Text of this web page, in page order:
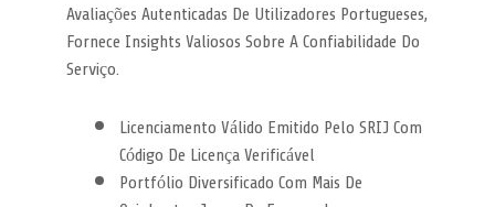
Avaliações Autenticadas De Utilizadores Portugueses,
Fornece Insights Valiosos Sobre A Confiabilidade Do
Serviço.
Licenciamento Válido Emitido Pelo SRIJ Com
Código De Licença Verificável
Portfólio Diversificado Com Mais De